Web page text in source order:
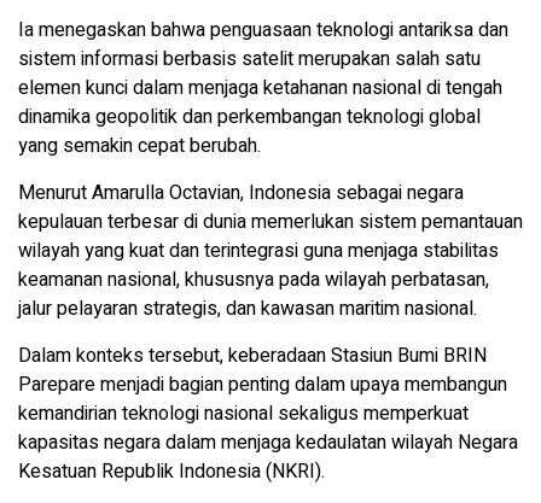
Ia menegaskan bahwa penguasaan teknologi antariksa dan
sistem informasi berbasis satelit merupakan salah satu
elemen kunci dalam menjaga ketahanan nasional di tengah
dinamika geopolitik dan perkembangan teknologi global
yang semakin cepat berubah.
Menurut Amarulla Octavian, Indonesia sebagai negara
kepulauan terbesar di dunia memerlukan sistem pemantauan
wilayah yang kuat dan terintegrasi guna menjaga stabilitas
keamanan nasional, khususnya pada wilayah perbatasan,
jalur pelayaran strategis, dan kawasan maritim nasional.
Dalam konteks tersebut, keberadaan Stasiun Bumi BRIN
Parepare menjadi bagian penting dalam upaya membangun
kemandirian teknologi nasional sekaligus memperkuat
kapasitas negara dalam menjaga kedaulatan wilayah Negara
Kesatuan Republik Indonesia (NKRI).